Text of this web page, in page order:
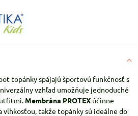
topánky spájajú športovú funkčnosť s
vzhľad umožňuje jednoduché
Membrána PROTEX účinne
vlhkosťou, takže topánky sú ideálne do